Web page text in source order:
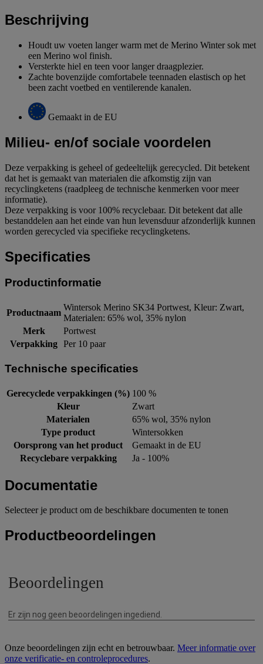
Beschrijving
Houdt uw voeten langer warm met de Merino Winter sok met
een Merino wol finish.
Versterkte hiel en teen voor langer draagplezier.
Zachte bovenzijde comfortabele teennaden elastisch op het
been zacht voetbed en ventilerende kanalen.
Gemaakt in de EU
Milieu- en/of sociale voordelen
Deze verpakking is geheel of gedeeltelijk gerecycled. Dit betekent
dat het is gemaakt van materialen die afkomstig zijn van
recyclingketens (raadpleeg de technische kenmerken voor meer
informatie).
Deze verpakking is voor 100% recyclebaar. Dit betekent dat alle
bestanddelen aan het einde van hun levensduur afzonderlijk kunnen
worden gerecycled via specifieke recyclingketens.
Specificaties
Productinformatie
Productnaam
Wintersok Merino SK34 Portwest, Kleur: Zwart,
Materialen: 65% wol, 35% nylon
Merk
Portwest
Verpakking Per 10 paar
Technische specificaties
Gerecyclede verpakkingen (%) 100 %
Kleur
Zwart
Materialen
65% wol, 35% nylon
Type product
Wintersokken
Oorsprong van het product
Gemaakt in de EU
Recyclebare verpakking
Ja - 100%
Documentatie
Selecteer je product om de beschikbare documenten te tonen
Productbeoordelingen
Onze beoordelingen zijn echt en betrouwbaar. Meer informatie over
onze verificatie- en controleprocedures.